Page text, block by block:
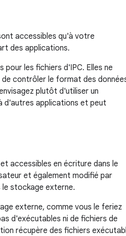
accessibles qu'à votre
des applications.
pour les fichiers d'IPC. Elles ne
contrôler le format des
plutôt d'utiliser un
d'autres applications et peut
accessibles en écriture dans le
et également modifié par
le stockage externe.
externe, comme vous le feriez
d'exécutables ni de fichiers de
récupère des fichiers